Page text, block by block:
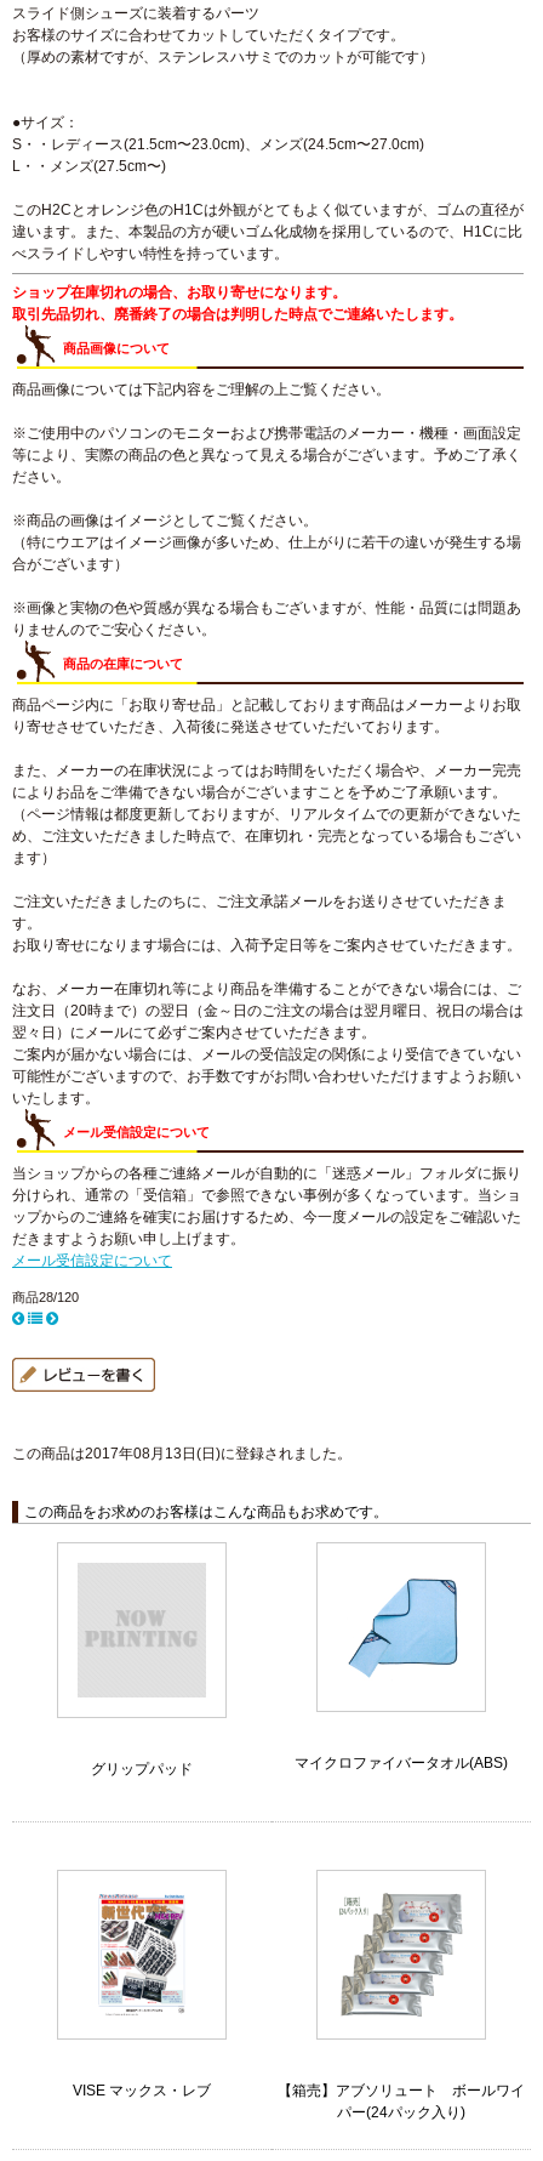
スライド側シューズに装着するパーツ
お客様のサイズに合わせてカットしていただくタイプです。
（厚めの素材ですが、ステンレスハサミでのカットが可能です）
●サイズ：
S・・レディース(21.5cm〜23.0cm)、メンズ(24.5cm〜27.0cm)
L・・メンズ(27.5cm〜)
このH2Cとオレンジ色のH1Cは外観がとてもよく似ていますが、ゴムの直径が
違います。また、本製品の方が硬いゴム化成物を採用しているので、H1Cに比
べスライドしやすい特性を持っています。
ショップ在庫切れの場合、お取り寄せになります。
取引先品切れ、廃番終了の場合は判明した時点でご連絡いたします。
商品画像について
商品画像については下記内容をご理解の上ご覧ください。
※ご使用中のパソコンのモニターおよび携帯電話のメーカー・機種・画面設定
等により、実際の商品の色と異なって見える場合がございます。予めご了承く
ださい。
※商品の画像はイメージとしてご覧ください。
（特にウエアはイメージ画像が多いため、仕上がりに若干の違いが発生する場
合がございます）
※画像と実物の色や質感が異なる場合もございますが、性能・品質には問題あ
りませんのでご安心ください。
商品の在庫について
商品ページ内に「お取り寄せ品」と記載しております商品はメーカーよりお取
り寄せさせていただき、入荷後に発送させていただいております。
また、メーカーの在庫状況によってはお時間をいただく場合や、メーカー完売
によりお品をご準備できない場合がございますことを予めご了承願います。
（ページ情報は都度更新しておりますが、リアルタイムでの更新ができないた
め、ご注文いただきました時点で、在庫切れ・完売となっている場合もござい
ます）
ご注文いただきましたのちに、ご注文承諾メールをお送りさせていただきま
す。
お取り寄せになります場合には、入荷予定日等をご案内させていただきます。
なお、メーカー在庫切れ等により商品を準備することができない場合には、ご
注文日（20時まで）の翌日（金～日のご注文の場合は翌月曜日、祝日の場合は
翌々日）にメールにて必ずご案内させていただきます。
ご案内が届かない場合には、メールの受信設定の関係により受信できていない
可能性がございますので、お手数ですがお問い合わせいただけますようお願い
いたします。
メール受信設定について
当ショップからの各種ご連絡メールが自動的に「迷惑メール」フォルダに振り
分けられ、通常の「受信箱」で参照できない事例が多くなっています。当ショ
ップからのご連絡を確実にお届けするため、今一度メールの設定をご確認いた
だきますようお願い申し上げます。
メール受信設定について
商品28/120
この商品は2017年08月13日(日)に登録されました。
この商品をお求めのお客様はこんな商品もお求めです。
グリップパッド マイクロファイバータオル(ABS)
VISE マックス・レブ
【箱売】アブソリュート ボールワイ
パー(24パック入り)